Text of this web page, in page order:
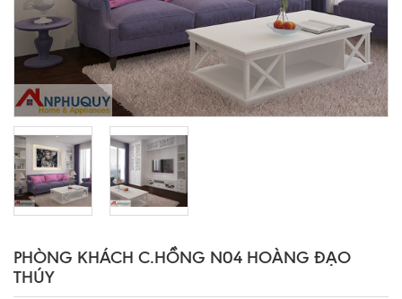
PHÒNG KHÁCH C.HỒNG N04 HOÀNG ĐẠO
THÚY